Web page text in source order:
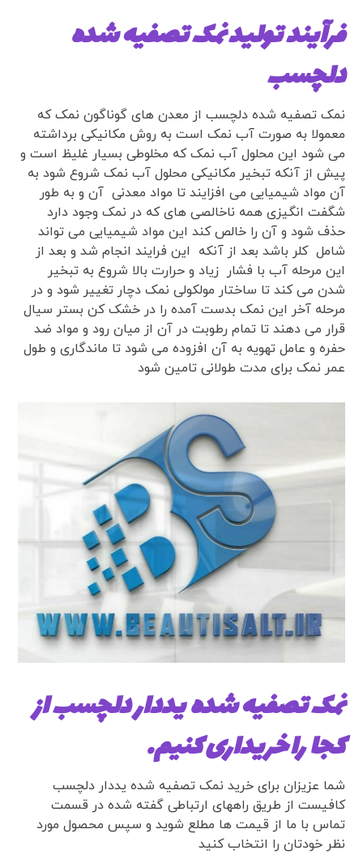
فرآیند تولید نمک تصفیه شده
دلچسب
نمک تصفیه شده دلچسب از معدن های گوناگون نمک که
معمولا به صورت آب نمک است به روش مکانیکی برداشته
می شود این محلول آب نمک که مخلوطی بسیار غلیظ است و
پیش از آنکه تبخیر مکانیکی محلول آب نمک شروع شود به
آن مواد شیمیایی می افزایند تا مواد معدنی آن و به طور
شگفت انگیزی همه ناخالصی های که در نمک وجود دارد
حذف شود و آن را خالص کند این مواد شیمیایی می تواند
شامل کلر باشد بعد از آنکه این فرایند انجام شد و بعد از
این مرحله آب با فشار زیاد و حرارت بالا شروع به تبخیر
شدن می کند تا ساختار مولکولی نمک دچار تغییر شود و در
مرحله آخر این نمک بدست آمده را در خشک کن بستر سیال
قرار می دهند تا تمام رطوبت در آن از میان رود و مواد ضد
حفره و عامل تهویه به آن افزوده می شود تا ماندگاری و طول
عمر نمک برای مدت طولانی تامین شود
نمک تصفیه شده یددار دلچسب از
کجا را خریداری کنیم.
شما عزیزان برای خرید نمک تصفیه شده یددار دلچسب
کافیست از طریق راههای ارتباطی گفته شده در قسمت
تماس با ما از قیمت ها مطلع شوید و سپس محصول مورد
نظر خودتان را انتخاب کنید